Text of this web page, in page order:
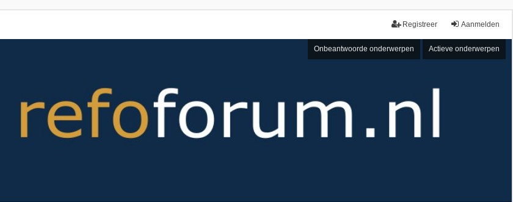
Aanmelden
Registreer
Onbeantwoorde onderwerpen Actieve onderwerpen